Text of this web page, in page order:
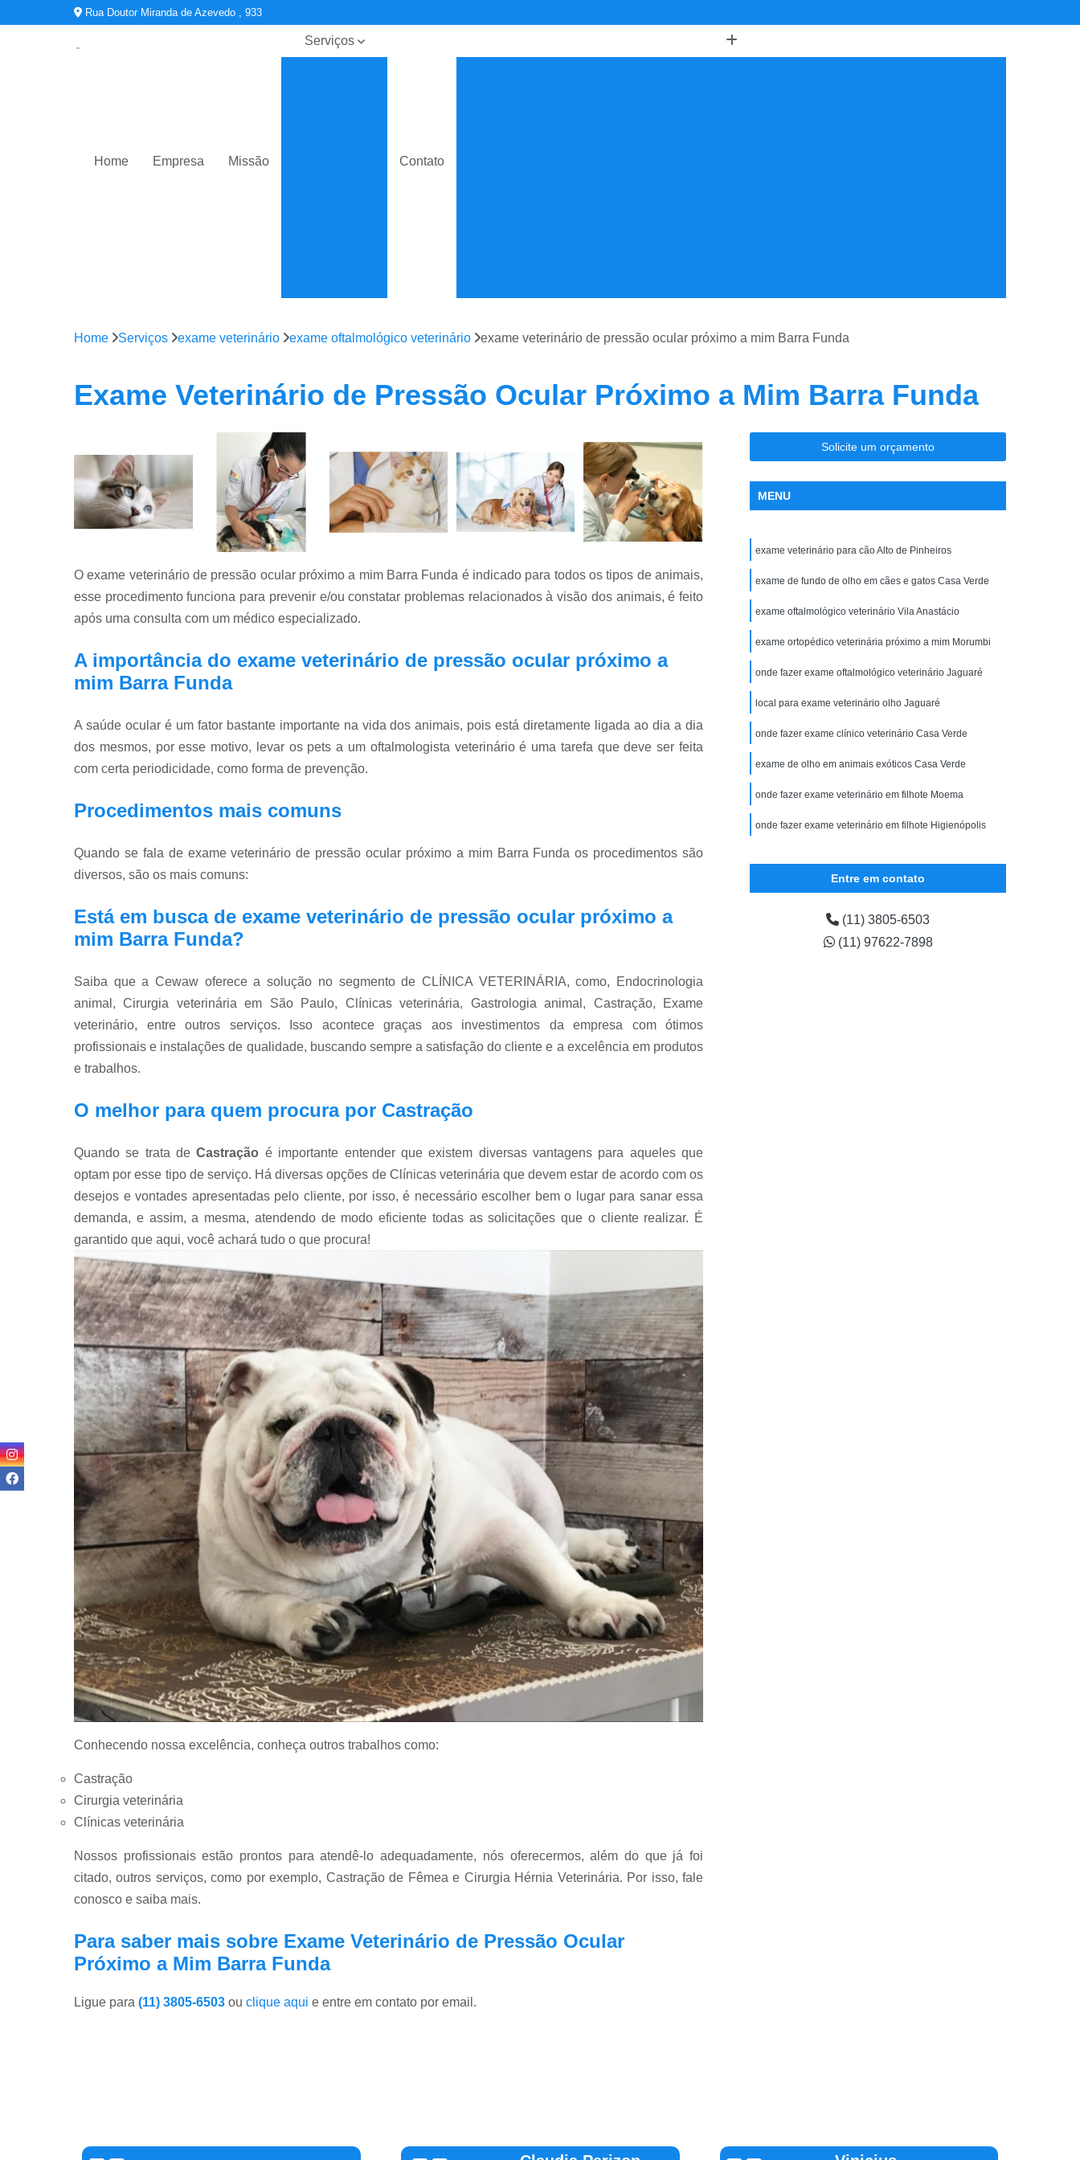
Rua Doutor Miranda de Azevedo , 933
Home Empresa Missão
Serviços
Contato
Clínica Veterinária de Especialidade
Clínica Veterinária Nutrição
Clínica Veterinária para Cachorro
Clínica Veterinária para Cães
Clínica Veterinária para Gatos
Clínica Veterinária para Gatos Idosos
Endocrino Veterinario Zona Oeste
Endocrinologista de Cachorro Vila Madalena
Endocrinologista para Cachorro Zona Oeste
Endocrinologista para Cães Zona Oeste
Endocrinologista para Gato Vila Madalena
Medico Veterinario Endocrinologista Vila Madalena
Veterinario Endocrinologista Zona Oeste
Veterinario Especialista em Endocrinologia Zona Oeste
Exame Clínico Veterinário
Exame de Fundo de Olho em Cães e Gatos
Exame de Olho de Cachorro
Exame de Olho em Animais Exóticos
Exame de Olho em Animais Silvestres
Exame Ortopédico Veterinária
Exame Veterinário de Pressão Ocular
Exame Veterinário em Filhote
Exame Veterinário Olho
Exame Veterinário para Cão
Gastrologista para Animais Zona Oeste
Gastrologista para Pet Vila Madalena
Medico Veterinario Gastrologista Vila Madalena
Veterinaria Especialista em Gastrologia Zona Oeste
Veterinaria Gastrologista Zona Oeste
Veterinario Gastrologista Vila Madalena
Médico Veterinário Oftalmologista
Oftalmologista de Cachorro
Oftalmologista de Cães
Oftalmologista para Cachorro
Oftalmologista para Cães
Oftalmologista Veterinário 24 Horas
Home Serviços exame veterinário exame oftalmológico veterinário exame veterinário de pressão ocular próximo a mim Barra Funda
Exame Veterinário de Pressão Ocular Próximo a Mim Barra Funda
O exame veterinário de pressão ocular próximo a mim Barra Funda é indicado para todos os tipos de animais,
esse procedimento funciona para prevenir e/ou constatar problemas relacionados à visão dos animais, é feito
após uma consulta com um médico especializado.
A importância do exame veterinário de pressão ocular próximo a
mim Barra Funda
A saúde ocular é um fator bastante importante na vida dos animais, pois está diretamente ligada ao dia a dia
dos mesmos, por esse motivo, levar os pets a um oftalmologista veterinário é uma tarefa que deve ser feita
com certa periodicidade, como forma de prevenção.
Procedimentos mais comuns
Quando se fala de exame veterinário de pressão ocular próximo a mim Barra Funda os procedimentos são
diversos, são os mais comuns:
Está em busca de exame veterinário de pressão ocular próximo a
mim Barra Funda?
Saiba que a Cewaw oferece a solução no segmento de CLÍNICA VETERINÁRIA, como, Endocrinologia
animal, Cirurgia veterinária em São Paulo, Clínicas veterinária, Gastrologia animal, Castração, Exame
veterinário, entre outros serviços. Isso acontece graças aos investimentos da empresa com ótimos
profissionais e instalações de qualidade, buscando sempre a satisfação do cliente e a excelência em produtos
e trabalhos.
O melhor para quem procura por Castração
Quando se trata deCastração é importante entender que existem diversas vantagens para aqueles que
optam por esse tipo de serviço. Há diversas opções de Clínicas veterinária que devem estar de acordo com os
desejos e vontades apresentadas pelo cliente, por isso, é necessário escolher bem o lugar para sanar essa
demanda, e assim, a mesma, atendendo de modo eficiente todas as solicitações que o cliente realizar. É
garantido que aqui, você achará tudo o que procura!
Conhecendo nossa excelência, conheça outros trabalhos como:
Castração
Cirurgia veterinária
Clínicas veterinária
Nossos profissionais estão prontos para atendê-lo adequadamente, nós oferecermos, além do que já foi
citado, outros serviços, como por exemplo, Castração de Fêmea e Cirurgia Hérnia Veterinária. Por isso, fale
conosco e saiba mais.
Para saber mais sobre Exame Veterinário de Pressão Ocular
Próximo a Mim Barra Funda
Ligue para (11) 3805-6503 ou clique aqui e entre em contato por email.
Solicite um orçamento
MENU
exame veterinário para cão Alto de Pinheiros
exame de fundo de olho em cães e gatos Casa Verde
exame oftalmológico veterinário Vila Anastácio
exame ortopédico veterinária próximo a mim Morumbi
onde fazer exame oftalmológico veterinário Jaguaré
local para exame veterinário olho Jaguaré
onde fazer exame clínico veterinário Casa Verde
exame de olho em animais exóticos Casa Verde
onde fazer exame veterinário em filhote Moema
onde fazer exame veterinário em filhote Higienópolis
Entre em contato
(11) 3805-6503
(11) 97622-7898